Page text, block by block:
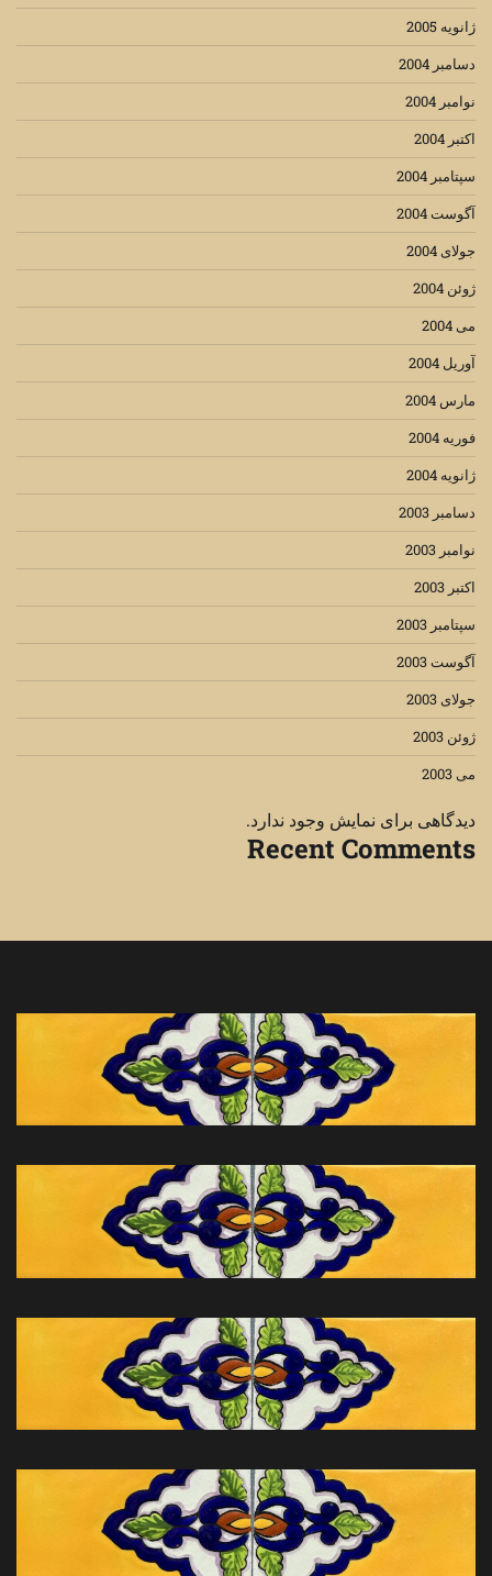
ژانویه 2005
دسامبر 2004
نوامبر 2004
اکتبر 2004
سپتامبر 2004
آگوست 2004
جولای 2004
ژوئن 2004
می 2004
آوریل 2004
مارس 2004
فوریه 2004
ژانویه 2004
دسامبر 2003
نوامبر 2003
اکتبر 2003
سپتامبر 2003
آگوست 2003
جولای 2003
ژوئن 2003
می 2003
دیدگاهی برای نمایش وجود ندارد.
Recent Comments